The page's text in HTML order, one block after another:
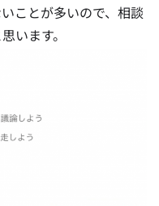
ことが多いので、相談
います。